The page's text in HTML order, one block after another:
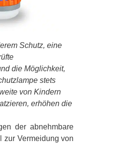
Schutz, eine
die Möglichkeit,
stets
von Kindern
erhöhen die
der abnehmbare
zur Vermeidung von